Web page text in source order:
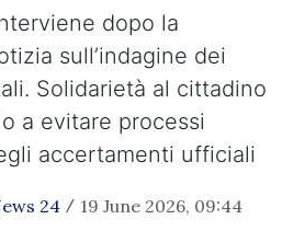
dopo la
sull’indagine dei
Solidarietà al cittadino
a evitare processi
accertamenti ufficiali
24 / 19 June 2026, 09:44